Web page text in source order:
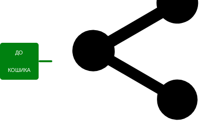
ДО
КОШИКА